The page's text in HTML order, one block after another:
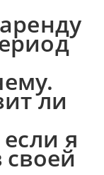
ли
я